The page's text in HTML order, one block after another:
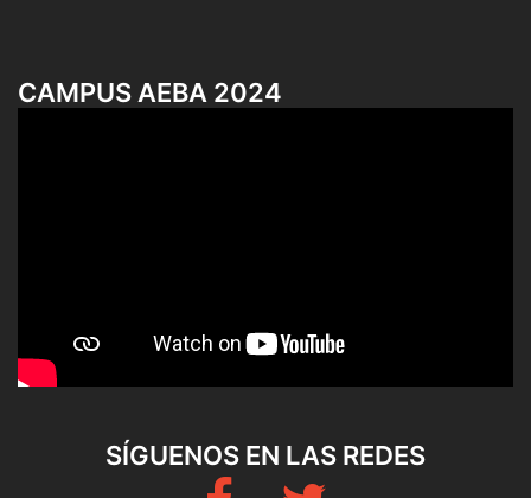
CAMPUS AEBA 2024
SÍGUENOS EN LAS REDES
Fb Twitter